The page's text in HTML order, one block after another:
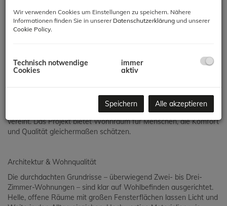
Beschreibung
Nachhaltigkeit
hochwertiges Neubauprojekt mit 66 Wohnungen, das modernes
Wohnen, zeitgemäße Architektur und nachhaltige Bauweise
vereint. Das Projekt bietet Wohnraum für Menschen, die Komfort
und Qualität gleichermaßen schätzen.
Architektur & Wohnqualität
Die durchdachten Grundrisse – überwiegend Zwei- bis Drei-
Zimmer-Wohnungen – sind klar auf Wohlbefinden ausgerichtet.
Helle, offene Räume mit großen Fensterflächen lassen Licht und
Wir verwenden Cookies um Einstellungen zu speichern. Nähere
Informationen finden Sie in unserer Datenschutzerklärung und unserer
Cookie Policy.
Technisch notwendige
Cookies
immer
aktiv
Speichern Alle akzeptieren